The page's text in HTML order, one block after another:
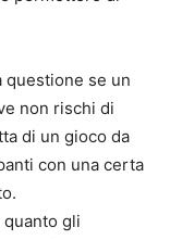
questione se un
non rischi di
di un gioco da
con una certa
gli